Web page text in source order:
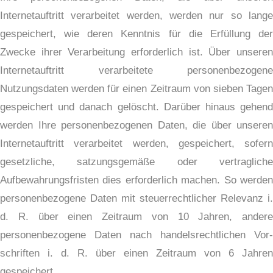
Internetauftritt verarbeitet werden, werden nur so lange
gespeichert, wie deren Kenntnis für die Erfüllung der
Zwecke ihrer Verarbeitung erforderlich ist. Über unseren
Internetauftritt verarbeitete personenbezogene
Nutzungsdaten werden für einen Zeitraum von sieben Tagen
gespeichert und danach gelöscht. Darüber hinaus gehend
werden Ihre personenbezogenen Daten, die über unseren
Internetauftritt verarbeitet werden, gespeichert, sofern
gesetzliche, satzungsgemäße oder vertragliche
Aufbewahrungsfristen dies erforderlich machen. So werden
personenbezogene Daten mit steuerrechtlicher Relevanz i.
d. R. über einen Zeitraum von 10 Jahren, andere
personenbezogene Daten nach handelsrechtlichen Vor-
schriften i. d. R. über einen Zeitraum von 6 Jahren